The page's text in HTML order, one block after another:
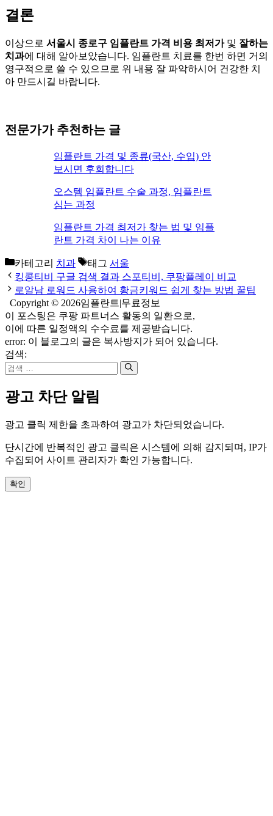
결론
이상으로 서울시 종로구 임플란트 가격 비용 최저가및 잘하는
치과에 대해 알아보았습니다. 임플란트 치료를 한번 하면 거의
영구적으로 쓸 수 있으므로 위 내용 잘 파악하시어 건강한 치
아 만드시길 바랍니다.
전문가가 추천하는 글
임플란트 가격 및 종류(국산, 수입) 안
보시면 후회합니다
오스템 임플란트 수술 과정, 임플란트
심는 과정
임플란트 가격 최저가 찾는 법 및 임플
란트 가격 차이 나는 이유
카테고리 치과 태그 서울
킹콩티비 구글 검색 결과 스포티비, 쿠팡플레이 비교
로알남 로워드 사용하여 황금키워드 쉽게 찾는 방법 꿀팁
Copyright © 2026임플란트|무료정보
이 포스팅은 쿠팡 파트너스 활동의 일환으로,
이에 따른 일정액의 수수료를 제공받습니다.
error: 이 블로그의 글은 복사방지가 되어 있습니다.
검색:
광고 차단 알림
광고 클릭 제한을 초과하여 광고가 차단되었습니다.
단시간에 반복적인 광고 클릭은 시스템에 의해 감지되며, IP가
수집되어 사이트 관리자가 확인 가능합니다.
확인